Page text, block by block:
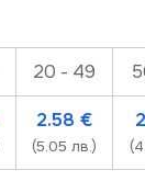
20 - 49
2.58 €
(5.05 лв.)